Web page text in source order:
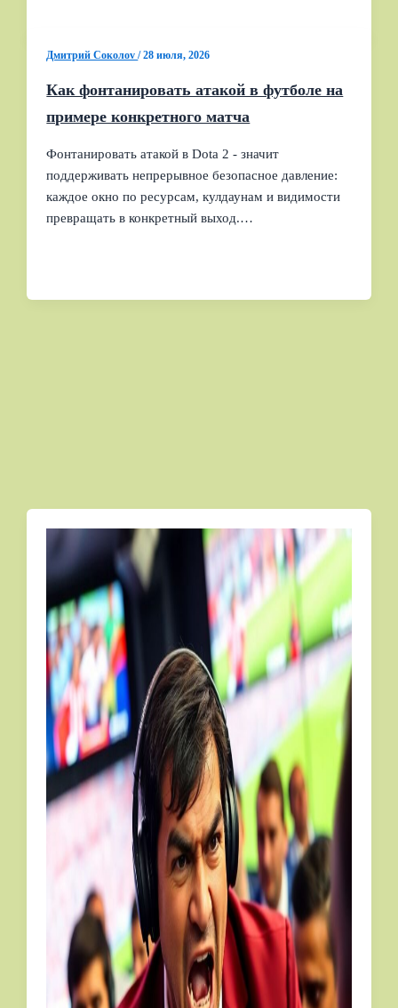
Дмитрий Соколov/28 июля, 2026
Как фонтанировать атакой в футболе на
примере конкретного матча
Фонтанировать атакой в Dota 2 - значит
поддерживать непрерывное безопасное давление:
каждое окно по ресурсам, кулдаунам и видимости
превращать в конкретный выход.…